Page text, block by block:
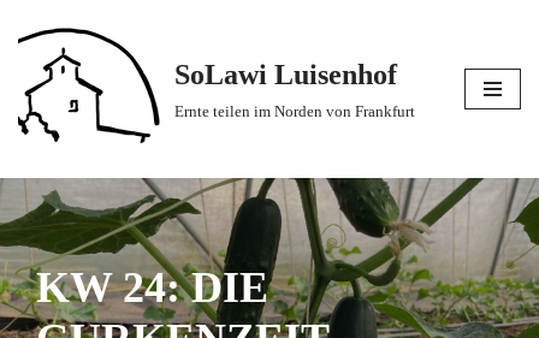
Zum
Inhalt
springen
SoLawi Luisenhof
Ernte teilen im Norden von Frankfurt
KW 24: DIE